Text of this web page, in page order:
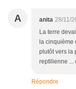
A anita 28/11/
La terre
la cinquième
plutôt vers la
reptilienne ...
Répondre